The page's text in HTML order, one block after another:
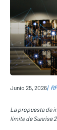
Junio 25, 2026
La propuesta de
límite de Sunrise